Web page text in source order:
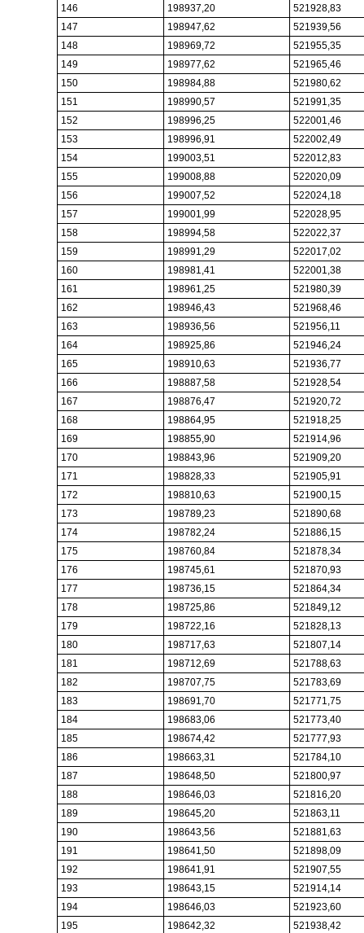
146
198937,20
521928,83
147
198947,62
521939,56
148
198969,72
521955,35
149
198977,62
521965,46
150
198984,88
521980,62
151
198990,57
521991,35
152
198996,25
522001,46
153
198996,91
522002,49
154
199003,51
522012,83
155
199008,88
522020,09
156
199007,52
522024,18
157
199001,99
522028,95
158
198994,58
522022,37
159
198991,29
522017,02
160
198981,41
522001,38
161
198961,25
521980,39
162
198946,43
521968,46
163
198936,56
521956,11
164
198925,86
521946,24
165
198910,63
521936,77
166
198887,58
521928,54
167
198876,47
521920,72
168
198864,95
521918,25
169
198855,90
521914,96
170
198843,96
521909,20
171
198828,33
521905,91
172
198810,63
521900,15
173
198789,23
521890,68
174
198782,24
521886,15
175
198760,84
521878,34
176
198745,61
521870,93
177
198736,15
521864,34
178
198725,86
521849,12
179
198722,16
521828,13
180
198717,63
521807,14
181
198712,69
521788,63
182
198707,75
521783,69
183
198691,70
521771,75
184
198683,06
521773,40
185
198674,42
521777,93
186
198663,31
521784,10
187
198648,50
521800,97
188
198646,03
521816,20
189
198645,20
521863,11
190
198643,56
521881,63
191
198641,50
521898,09
192
198641,91
521907,55
193
198643,15
521914,14
194
198646,03
521923,60
195
198642,32
521938,42